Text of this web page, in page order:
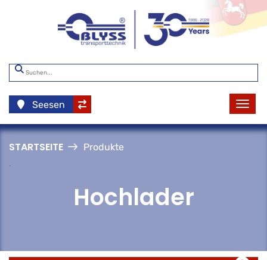
Seesen
STARTSEITE Produkte
.
Hochlader